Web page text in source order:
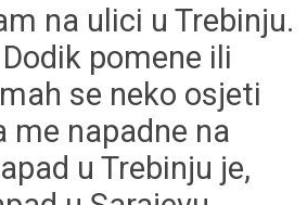
na ulici u Trebinju.
pomene ili
se neko osjeti
me napadne na
u Trebinju je,